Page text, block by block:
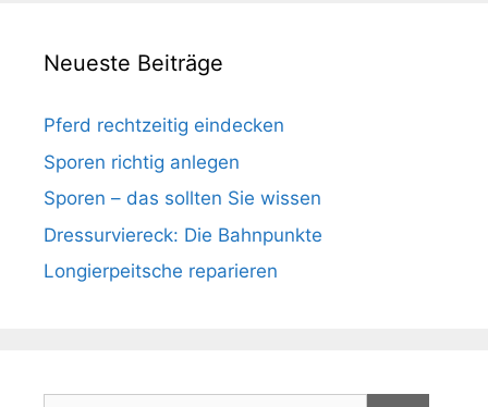
Neueste Beiträge
Pferd rechtzeitig eindecken
Sporen richtig anlegen
Sporen – das sollten Sie wissen
Dressurviereck: Die Bahnpunkte
Longierpeitsche reparieren